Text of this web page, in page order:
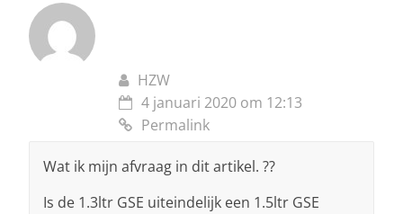
HZW
4 januari 2020 om 12:13
Permalink
Wat ik mijn afvraag in dit artikel. ??
Is de 1.3ltr GSE uiteindelijk een 1.5ltr GSE